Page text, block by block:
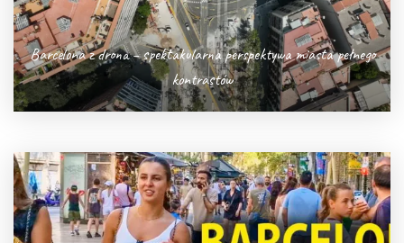
Barcelona z drona – spektakularna perspektywa miasta pełnego
kontrastów